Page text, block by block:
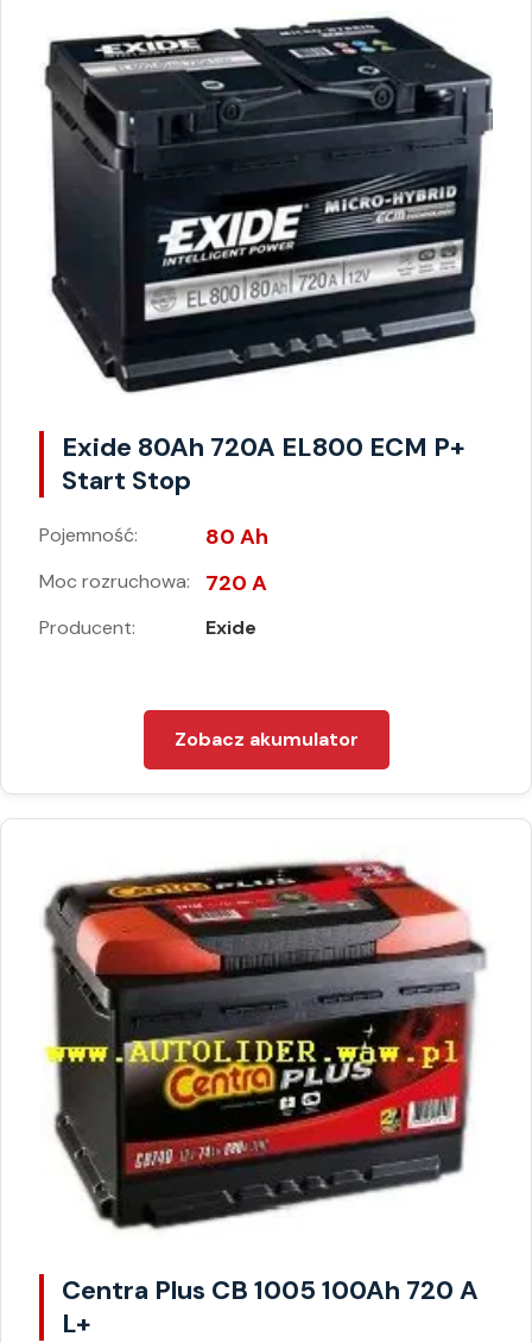
Exide 80Ah 720A EL800 ECM P+
Start Stop
Pojemność: 80 Ah
Moc rozruchowa: 720 A
Producent: Exide
Zobacz akumulator
Centra Plus CB 1005 100Ah 720 A
L+